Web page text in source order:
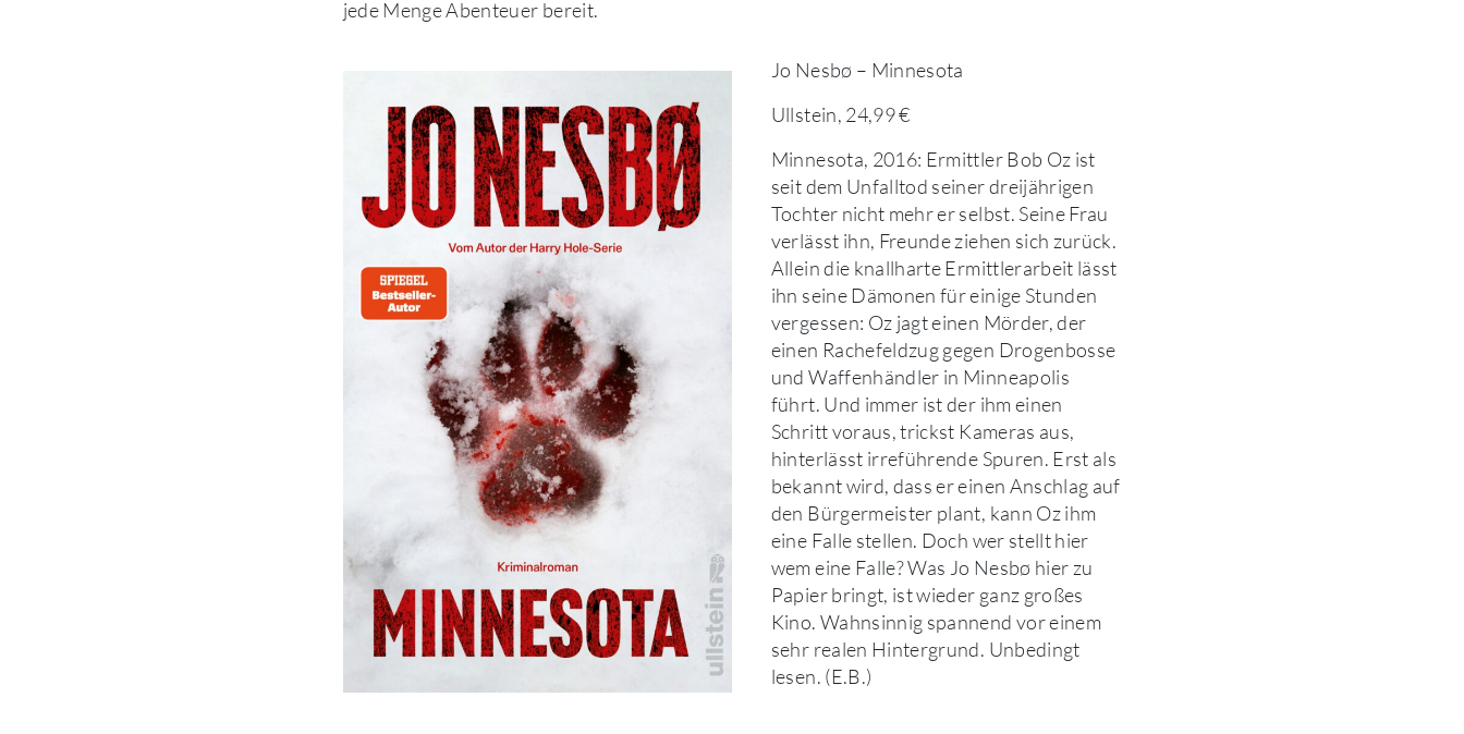
jede Menge Abenteuer bereit.
Jo Nesbø – Minnesota
Ullstein, 24,99 €
Minnesota, 2016: Ermittler Bob Oz ist
seit dem Unfalltod seiner dreijährigen
Tochter nicht mehr er selbst. Seine Frau
verlässt ihn, Freunde ziehen sich zurück.
Allein die knallharte Ermittlerarbeit lässt
ihn seine Dämonen für einige Stunden
vergessen: Oz jagt einen Mörder, der
einen Rachefeldzug gegen Drogenbosse
und Waffenhändler in Minneapolis
führt. Und immer ist der ihm einen
Schritt voraus, trickst Kameras aus,
hinterlässt irreführende Spuren. Erst als
bekannt wird, dass er einen Anschlag auf
den Bürgermeister plant, kann Oz ihm
eine Falle stellen. Doch wer stellt hier
wem eine Falle? Was Jo Nesbø hier zu
Papier bringt, ist wieder ganz großes
Kino. Wahnsinnig spannend vor einem
sehr realen Hintergrund. Unbedingt
lesen. (E.B.)